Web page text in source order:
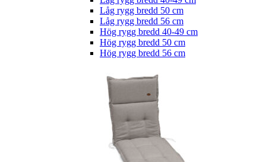
Låg rygg bredd 50 cm
Låg rygg bredd 56 cm
Hög rygg bredd 40-49 cm
Hög rygg bredd 50 cm
Hög rygg bredd 56 cm